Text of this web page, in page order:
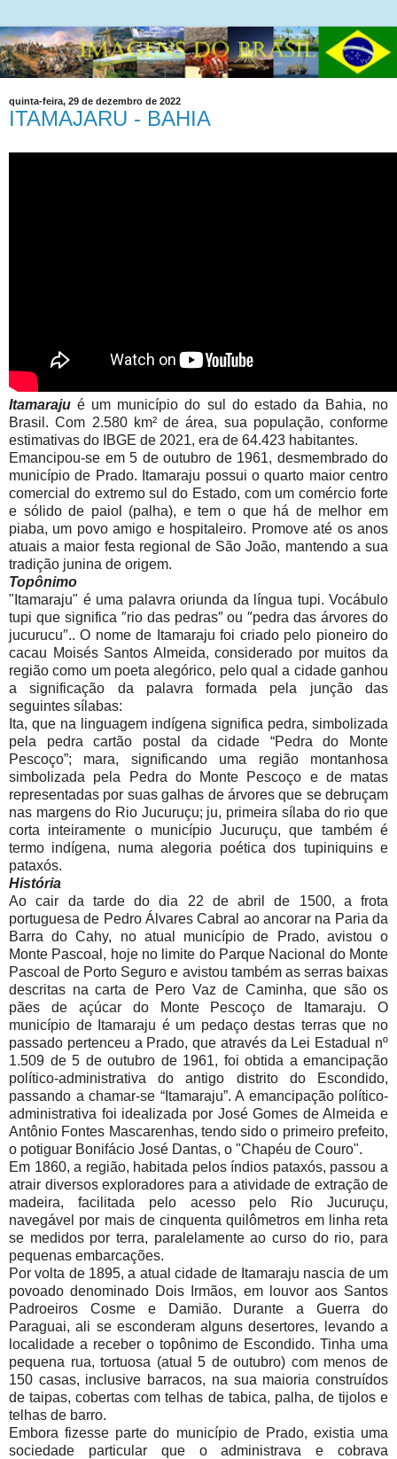
quinta-feira, 29 de dezembro de 2022
ITAMAJARU - BAHIA
Itamaraju é um município do sul do estado da Bahia, no
Brasil. Com 2.580 km² de área, sua população, conforme
estimativas do IBGE de 2021, era de 64.423 habitantes.
Emancipou-se em 5 de outubro de 1961, desmembrado do
município de Prado. Itamaraju possui o quarto maior centro
comercial do extremo sul do Estado, com um comércio forte
e sólido de paiol (palha), e tem o que há de melhor em
piaba, um povo amigo e hospitaleiro. Promove até os anos
atuais a maior festa regional de São João, mantendo a sua
tradição junina de origem.
Topônimo
"Itamaraju" é uma palavra oriunda da língua tupi. Vocábulo
tupi que significa ″rio das pedras″ ou ″pedra das árvores do
jucurucu″.. O nome de Itamaraju foi criado pelo pioneiro do
cacau Moisés Santos Almeida, considerado por muitos da
região como um poeta alegórico, pelo qual a cidade ganhou
a significação da palavra formada pela junção das
seguintes sílabas:
Ita, que na linguagem indígena significa pedra, simbolizada
pela pedra cartão postal da cidade “Pedra do Monte
Pescoço”; mara, significando uma região montanhosa
simbolizada pela Pedra do Monte Pescoço e de matas
representadas por suas galhas de árvores que se debruçam
nas margens do Rio Jucuruçu; ju, primeira sílaba do rio que
corta inteiramente o município Jucuruçu, que também é
termo indígena, numa alegoria poética dos tupiniquins e
pataxós.
História
Ao cair da tarde do dia 22 de abril de 1500, a frota
portuguesa de Pedro Álvares Cabral ao ancorar na Paria da
Barra do Cahy, no atual município de Prado, avistou o
Monte Pascoal, hoje no limite do Parque Nacional do Monte
Pascoal de Porto Seguro e avistou também as serras baixas
descritas na carta de Pero Vaz de Caminha, que são os
pães de açúcar do Monte Pescoço de Itamaraju. O
município de Itamaraju é um pedaço destas terras que no
passado pertenceu a Prado, que através da Lei Estadual nº
1.509 de 5 de outubro de 1961, foi obtida a emancipação
político-administrativa do antigo distrito do Escondido,
passando a chamar-se “Itamaraju”. A emancipação político-
administrativa foi idealizada por José Gomes de Almeida e
Antônio Fontes Mascarenhas, tendo sido o primeiro prefeito,
o potiguar Bonifácio José Dantas, o "Chapéu de Couro".
Em 1860, a região, habitada pelos índios pataxós, passou a
atrair diversos exploradores para a atividade de extração de
madeira, facilitada pelo acesso pelo Rio Jucuruçu,
navegável por mais de cinquenta quilômetros em linha reta
se medidos por terra, paralelamente ao curso do rio, para
pequenas embarcações.
Por volta de 1895, a atual cidade de Itamaraju nascia de um
povoado denominado Dois Irmãos, em louvor aos Santos
Padroeiros Cosme e Damião. Durante a Guerra do
Paraguai, ali se esconderam alguns desertores, levando a
localidade a receber o topônimo de Escondido. Tinha uma
pequena rua, tortuosa (atual 5 de outubro) com menos de
150 casas, inclusive barracos, na sua maioria construídos
de taipas, cobertas com telhas de tabica, palha, de tijolos e
telhas de barro.
Embora fizesse parte do município de Prado, existia uma
sociedade particular que o administrava e cobrava